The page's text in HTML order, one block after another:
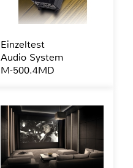
Einzeltest
Audio System
M-500.4MD